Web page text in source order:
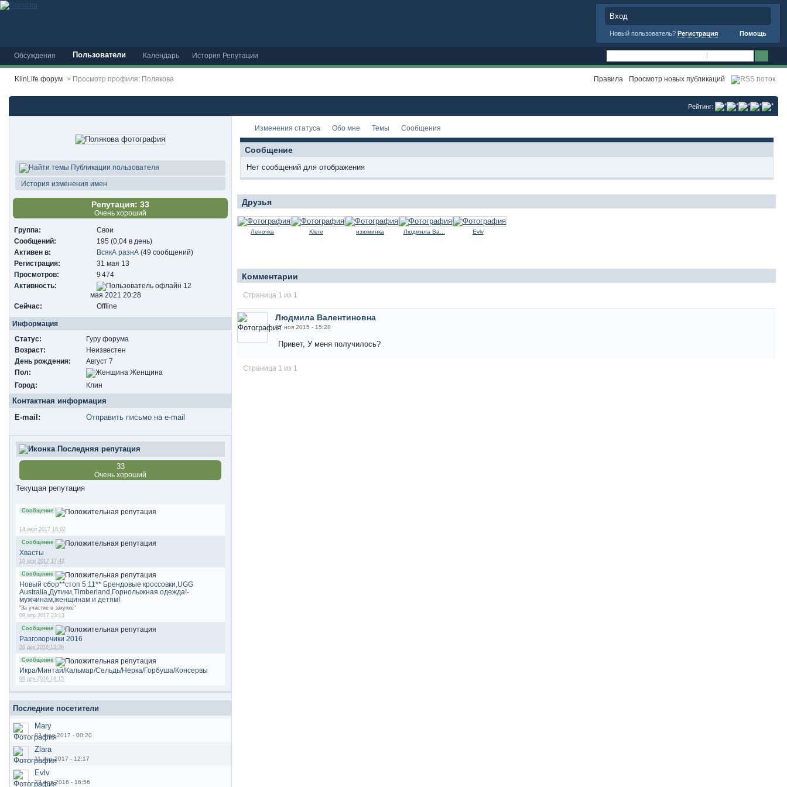
Вход
Новый пользователь? Регистрация Помощь
Обсуждения Пользователи Календарь История Репутации
KlinLife форум > Просмотр профиля: Полякова Правила Просмотр новых публикаций
Рейтинг:
Публикации пользователя
История изменения имен
Репутация: 33
Очень хороший
Группа:
Свои
Сообщений:
195 (0,04 в день)
Активен в:
ВсякА разнА (49 сообщений)
Регистрация:
31 мая 13
Просмотров:
9 474
Активность:
12
мая 2021 20:28
Сейчас:
Offline
Информация
Статус:
Гуру форума
Возраст:
Неизвестен
День рождения:
Август 7
Пол:
Женщина
Город:
Клин
Контактная информация
E-mail:
Отправить письмо на e-mail
Последняя репутация
33
Очень хороший
Текущая репутация
Сообщение
14 июл 2017 16:02
Сообщение
Хвасты
10 апр 2017 17:42
Сообщение
Новый сбор**стоп 5.11** Брендовые кроссовки,UGG
Australia,Дутики,Timberland,Горнолыжная одежда!-
мужчинам,женщинам и детям!
"За участие в закупке"
09 апр 2017 23:13
Сообщение
Разговорчики 2016
26 дек 2016 12:36
Сообщение
Икра/Минтай/Кальмар/Сельдь/Нерка/Горбуша/Консервы
06 дек 2016 18:15
Последние посетители
Mary
02 июл 2017 - 00:20
Zlara
11 апр 2017 - 12:17
Evlv
22 ноя 2016 - 16:56
Изменения статуса Обо мне Темы Сообщения
Сообщение
Нет сообщений для отображения
Друзья
Леночка Klere изюминка Людмила Ва... Evlv
Комментарии
Страница 1 из 1
Людмила Валентиновна
27 ноя 2015 - 15:28
Привет, У меня получилось?
Страница 1 из 1